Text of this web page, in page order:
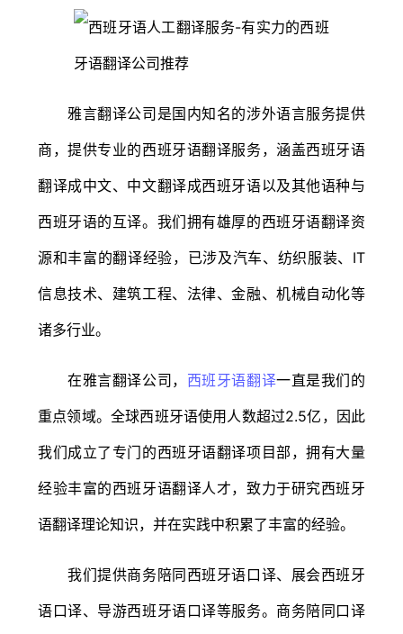
雅言翻译公司是国内知名的涉外语言服务提供
商，提供专业的西班牙语翻译服务，涵盖西班牙语
翻译成中文、中文翻译成西班牙语以及其他语种与
西班牙语的互译。我们拥有雄厚的西班牙语翻译资
源和丰富的翻译经验，已涉及汽车、纺织服装、IT
信息技术、建筑工程、法律、金融、机械自动化等
诸多行业。
在雅言翻译公司， 西班牙语翻译一直是我们的
重点领域。全球西班牙语使用人数超过2.5亿，因此
我们成立了专门的西班牙语翻译项目部，拥有大量
经验丰富的西班牙语翻译人才，致力于研究西班牙
语翻译理论知识，并在实践中积累了丰富的经验。
我们提供商务陪同西班牙语口译、展会西班牙
语口译、导游西班牙语口译等服务。商务陪同口译